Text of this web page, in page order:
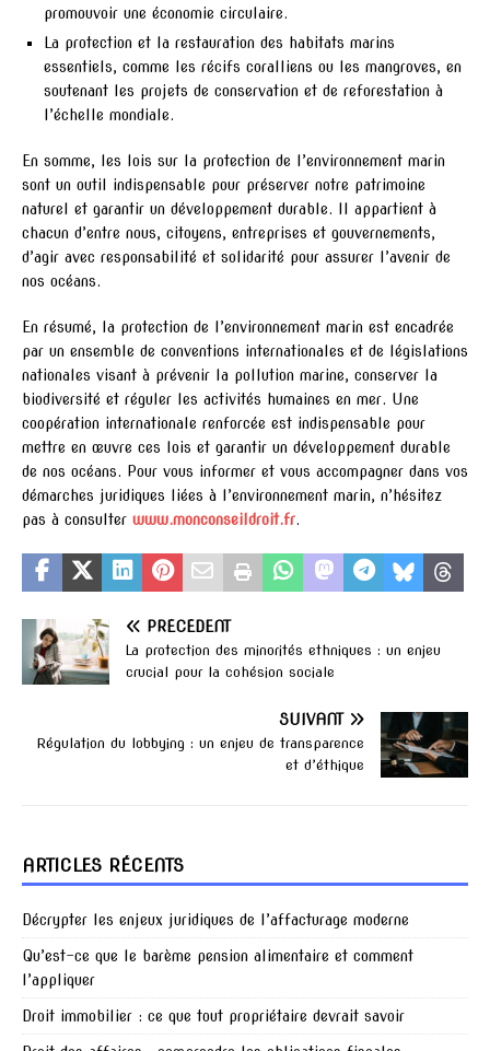
promouvoir une économie circulaire.
La protection et la restauration des habitats marins
essentiels, comme les récifs coralliens ou les mangroves, en
soutenant les projets de conservation et de reforestation à
l’échelle mondiale.
En somme, les lois sur la protection de l’environnement marin
sont un outil indispensable pour préserver notre patrimoine
naturel et garantir un développement durable. Il appartient à
chacun d’entre nous, citoyens, entreprises et gouvernements,
d’agir avec responsabilité et solidarité pour assurer l’avenir de
nos océans.
En résumé, la protection de l’environnement marin est encadrée
par un ensemble de conventions internationales et de législations
nationales visant à prévenir la pollution marine, conserver la
biodiversité et réguler les activités humaines en mer. Une
coopération internationale renforcée est indispensable pour
mettre en œuvre ces lois et garantir un développement durable
de nos océans. Pour vous informer et vous accompagner dans vos
démarches juridiques liées à l’environnement marin, n’hésitez
pas à consulter www.monconseildroit.fr.
PRÉCÉDENT
La protection des minorités ethniques : un enjeu
crucial pour la cohésion sociale
SUIVANT
Régulation du lobbying : un enjeu de transparence
et d’éthique
ARTICLES RÉCENTS
Décrypter les enjeux juridiques de l’affacturage moderne
Qu’est-ce que le barème pension alimentaire et comment
l’appliquer
Droit immobilier : ce que tout propriétaire devrait savoir